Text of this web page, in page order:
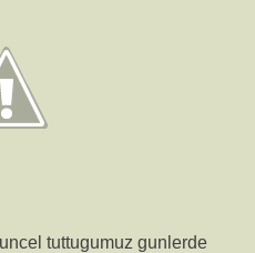
tuttugumuz gunlerde